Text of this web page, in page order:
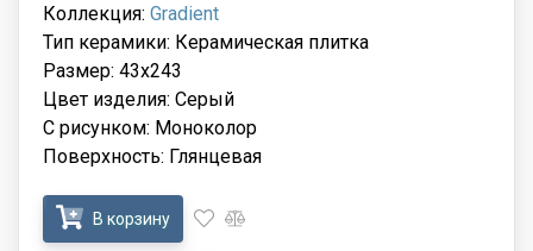
Коллекция: Gradient
Тип керамики: Керамическая плитка
Размер: 43x243
Цвет изделия: Серый
С рисунком: Моноколор
Поверхность: Глянцевая
В корзину